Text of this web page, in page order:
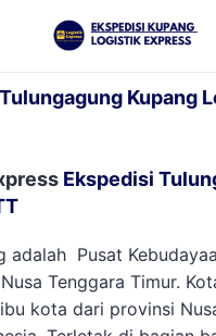
Kupang
Kupang
Ekspedisi
adalah Pusat
Tenggara Timur.
kota dari provinsi